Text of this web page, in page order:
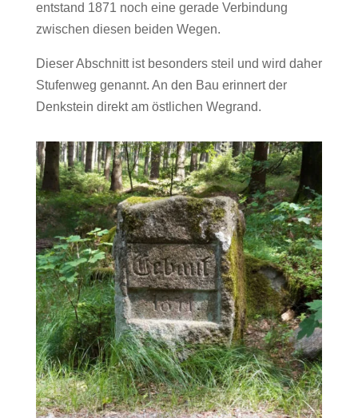
entstand 1871 noch eine gerade Verbindung
zwischen diesen beiden Wegen.
Dieser Abschnitt ist besonders steil und wird daher
Stufenweg genannt. An den Bau erinnert der
Denkstein direkt am östlichen Wegrand.